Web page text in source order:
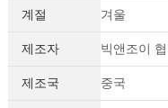
계절 겨울
제조자 빅앤조이
제조국 중국